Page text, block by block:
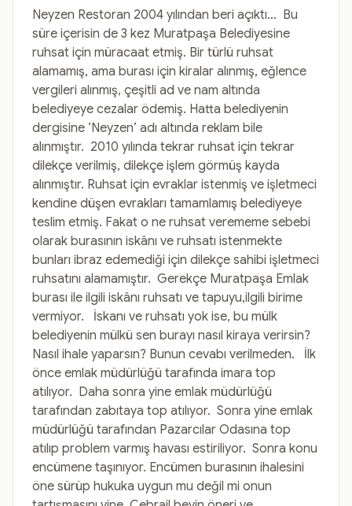
Neyzen Restoran 2004 yılından beri açıktı… Bu
süre içerisin de 3 kez Muratpaşa Belediyesine
ruhsat için müracaat etmiş. Bir türlü ruhsat
alamamış, ama burası için kiralar alınmış, eğlence
vergileri alınmış, çeşitli ad ve nam altında
belediyeye cezalar ödemiş. Hatta belediyenin
dergisine ‘Neyzen’ adı altında reklam bile
alınmıştır. 2010 yılında tekrar ruhsat için tekrar
dilekçe verilmiş, dilekçe işlem görmüş kayda
alınmıştır. Ruhsat için evraklar istenmiş ve işletmeci
kendine düşen evrakları tamamlamış belediyeye
teslim etmiş. Fakat o ne ruhsat verememe sebebi
olarak burasının iskânı ve ruhsatı istenmekte
bunları ibraz edemediği için dilekçe sahibi işletmeci
ruhsatını alamamıştır. Gerekçe Muratpaşa Emlak
burası ile ilgili iskânı ruhsatı ve tapuyu,ilgili birime
vermiyor. İskanı ve ruhsatı yok ise, bu mülk
belediyenin mülkü sen burayı nasıl kiraya verirsin?
Nasıl ihale yaparsın? Bunun cevabı verilmeden. İlk
önce emlak müdürlüğü tarafında imara top
atılıyor. Daha sonra yine emlak müdürlüğü
tarafından zabıtaya top atılıyor. Sonra yine emlak
müdürlüğü tarafından Pazarcılar Odasına top
atılıp problem varmış havası estiriliyor. Sonra konu
encümene taşınıyor. Encümen burasının ihalesini
öne sürüp hukuka uygun mu değil mi onun